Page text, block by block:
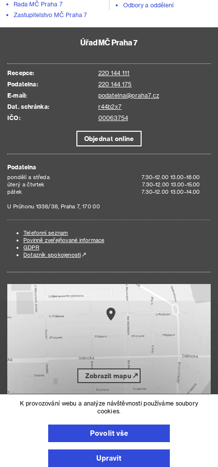
Rada MČ Praha 7
Zastupitelstvo MČ Praha 7
Odbory a oddělení
Úřad MČ Praha 7
Recepce:
220 144 111
Podatelna:
220 144 175
E-mail:
podatelna@praha7.cz
Dat. schránka:
r44b2x7
IČO:
00063754
Objednat online
Podatelna
pondělí a středa
7.30–12.00 13.00–18.00
úterý a čtvrtek
7.30–12.00 13.00–15.00
pátek
7.30–12.00 13.00–14.00
U Průhonu 1338/38, Praha 7, 170 00
Telefonní seznam
Povinně zveřejňované informace
GDPR
Dotazník spokojenosti
Zobrazit mapu
Nastavení cookies
K provozování webu a analýze návštěvnosti používáme soubory
cookies.
Povolit vše
Upravit